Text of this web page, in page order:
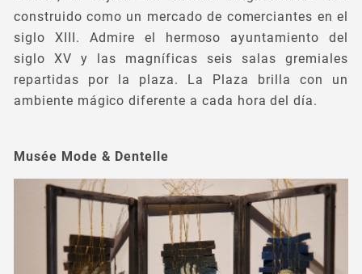
construido como un mercado de comerciantes en el
siglo XIII. Admire el hermoso ayuntamiento del
siglo XV y las magníficas seis salas gremiales
repartidas por la plaza. La Plaza brilla con un
ambiente mágico diferente a cada hora del día.
Musée Mode & Dentelle